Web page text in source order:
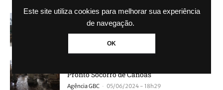
Este site utiliza cookies para melhorar sua experiência
de navegação.
OK
Temporal destelha mais de 40 casas e
derruba postes de luz em cidade no...
Pronto Socorro de Canoas
Agência GBC - 05/06/2024 - 18h29